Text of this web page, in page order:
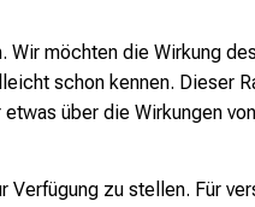
Wir möchten die Wirkung
schon kennen. Dieser
über die Wirkungen
Verfügung zu stellen. Für